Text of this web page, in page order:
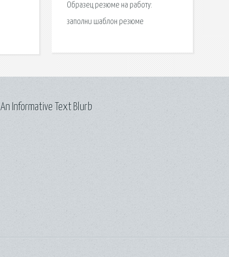
Образец резюме на работу:
заполни шаблон резюме
An Informative Text Blurb